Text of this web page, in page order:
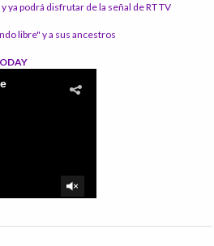
y ya podrá disfrutar de la señal de RT TV
libre" y a sus ancestros